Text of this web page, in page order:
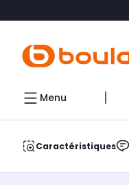
Menu
Caractéristiques